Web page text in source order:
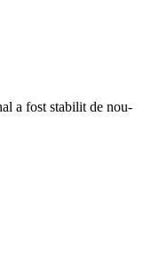
a fost stabilit de nou-